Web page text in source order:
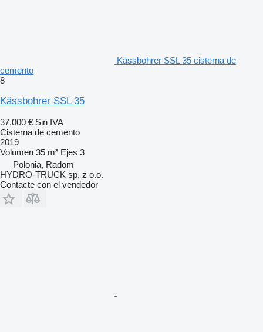
Kässbohrer SSL 35 cisterna de
cemento
8
Kässbohrer SSL 35
37.000 € Sin IVA
Cisterna de cemento
2019
Volumen 35 m³ Ejes 3
Polonia, Radom
HYDRO-TRUCK sp. z o.o.
Contacte con el vendedor